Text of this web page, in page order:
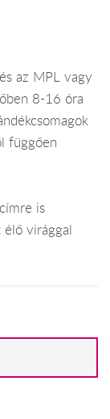
az MPL vagy
8-16 óra
függően
is
virággal